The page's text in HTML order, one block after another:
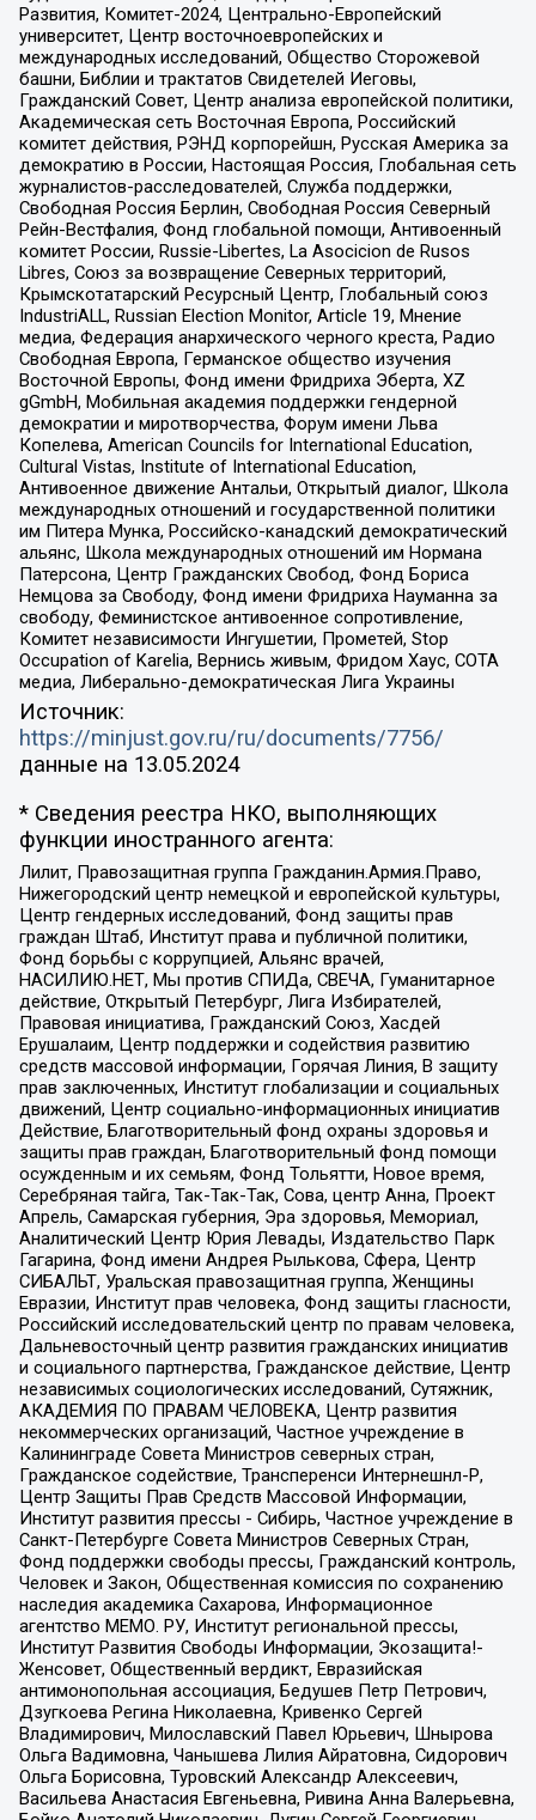
Развития, Комитет-2024, Центрально-Европейский
университет, Центр восточноевропейских и
международных исследований, Общество Сторожевой
башни, Библии и трактатов Свидетелей Иеговы,
Гражданский Совет, Центр анализа европейской политики,
Академическая сеть Восточная Европа, Российский
комитет действия, РЭНД корпорейшн, Русская Америка за
демократию в России, Настоящая Россия, Глобальная сеть
журналистов-расследователей, Служба поддержки,
Свободная Россия Берлин, Свободная Россия Северный
Рейн-Вестфалия, Фонд глобальной помощи, Антивоенный
комитет России, Russie-Libertes, La Asocicion de Rusos
Libres, Союз за возвращение Северных территорий,
Крымскотатарский Ресурсный Центр, Глобальный союз
IndustriALL, Russian Election Monitor, Article 19, Мнение
медиа, Федерация анархического черного креста, Радио
Свободная Европа, Германское общество изучения
Восточной Европы, Фонд имени Фридриха Эберта, XZ
gGmbH, Мобильная академия поддержки гендерной
демократии и миротворчества, Форум имени Льва
Копелева, American Councils for International Education,
Cultural Vistas, Institute of International Education,
Антивоенное движение Антальи, Открытый диалог, Школа
международных отношений и государственной политики
им Питера Мунка, Российско-канадский демократический
альянс, Школа международных отношений им Нормана
Патерсона, Центр Гражданских Свобод, Фонд Бориса
Немцова за Свободу, Фонд имени Фридриха Науманна за
свободу, Феминистское антивоенное сопротивление,
Комитет независимости Ингушетии, Прометей, Stop
Occupation of Karelia, Вернись живым, Фридом Хаус, СОТА
медиа, Либерально-демократическая Лига Украины
Источник:
https://minjust.gov.ru/ru/documents/7756/
данные на 13.05.2024
* Сведения реестра НКО, выполняющих
функции иностранного агента:
Лилит, Правозащитная группа Гражданин.Армия.Право,
Нижегородский центр немецкой и европейской культуры,
Центр гендерных исследований, Фонд защиты прав
граждан Штаб, Институт права и публичной политики,
Фонд борьбы с коррупцией, Альянс врачей,
НАСИЛИЮ.НЕТ, Мы против СПИДа, СВЕЧА, Гуманитарное
действие, Открытый Петербург, Лига Избирателей,
Правовая инициатива, Гражданский Союз, Хасдей
Ерушалаим, Центр поддержки и содействия развитию
средств массовой информации, Горячая Линия, В защиту
прав заключенных, Институт глобализации и социальных
движений, Центр социально-информационных инициатив
Действие, Благотворительный фонд охраны здоровья и
защиты прав граждан, Благотворительный фонд помощи
осужденным и их семьям, Фонд Тольятти, Новое время,
Серебряная тайга, Так-Так-Так, Сова, центр Анна, Проект
Апрель, Самарская губерния, Эра здоровья, Мемориал,
Аналитический Центр Юрия Левады, Издательство Парк
Гагарина, Фонд имени Андрея Рылькова, Сфера, Центр
СИБАЛЬТ, Уральская правозащитная группа, Женщины
Евразии, Институт прав человека, Фонд защиты гласности,
Российский исследовательский центр по правам человека,
Дальневосточный центр развития гражданских инициатив
и социального партнерства, Гражданское действие, Центр
независимых социологических исследований, Сутяжник,
АКАДЕМИЯ ПО ПРАВАМ ЧЕЛОВЕКА, Центр развития
некоммерческих организаций, Частное учреждение в
Калининграде Совета Министров северных стран,
Гражданское содействие, Трансперенси Интернешнл-Р,
Центр Защиты Прав Средств Массовой Информации,
Институт развития прессы - Сибирь, Частное учреждение в
Санкт-Петербурге Совета Министров Северных Стран,
Фонд поддержки свободы прессы, Гражданский контроль,
Человек и Закон, Общественная комиссия по сохранению
наследия академика Сахарова, Информационное
агентство МЕМО. РУ, Институт региональной прессы,
Институт Развития Свободы Информации, Экозащита!-
Женсовет, Общественный вердикт, Евразийская
антимонопольная ассоциация, Бедушев Петр Петрович,
Дзугкоева Регина Николаевна, Кривенко Сергей
Владимирович, Милославский Павел Юрьевич, Шнырова
Ольга Вадимовна, Чанышева Лилия Айратовна, Сидорович
Ольга Борисовна, Туровский Александр Алексеевич,
Васильева Анастасия Евгеньевна, Ривина Анна Валерьевна,